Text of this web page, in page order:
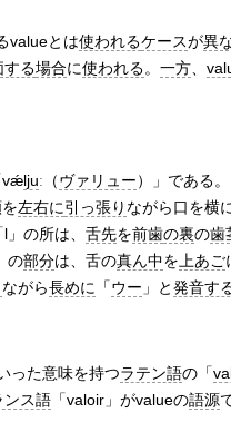
valueとは使われるケースが異
する場合に使われる。 一方、
vǽljuː（ヴァリュー）」である
左右に引っ張り ながら口を横
の所は、 舌先を前歯の裏の歯
の部分は、舌の真ん中を 上あご
ながら長めに 「ウー 」と発音す
った意味を持つラテン語の「
ンス語「valoir」がvalueの語源